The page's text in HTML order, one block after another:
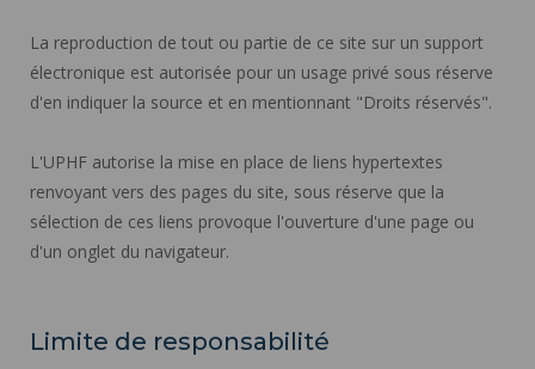
La reproduction de tout ou partie de ce site sur un support
électronique est autorisée pour un usage privé sous réserve
d'en indiquer la source et en mentionnant "Droits réservés".
L'UPHF autorise la mise en place de liens hypertextes
renvoyant vers des pages du site, sous réserve que la
sélection de ces liens provoque l'ouverture d'une page ou
d'un onglet du navigateur.
Limite de responsabilité